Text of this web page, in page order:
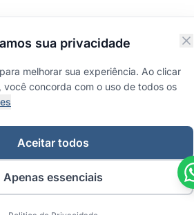
sua privacidade
melhorar sua experiência. Ao clicar
concorda com o uso de todos os
Aceitar todos
Apenas essenciais